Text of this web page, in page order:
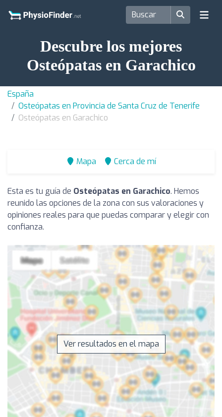
Descubre los mejores
Osteópatas en Garachico
España
Osteópatas en Provincia de Santa Cruz de Tenerife
Osteópatas en Garachico
Mapa Cerca de mí
Esta es tu guía de Osteópatas en Garachico. Hemos
reunido las opciones de la zona con sus valoraciones y
opiniones reales para que puedas comparar y elegir con
confianza.
Ver resultados en el mapa